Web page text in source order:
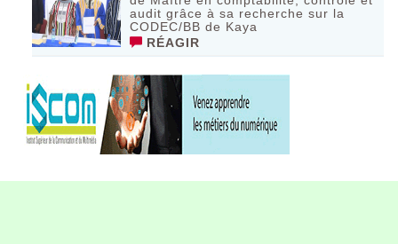
audit grâce à sa recherche sur la
CODEC/BB de Kaya
RÉAGIR